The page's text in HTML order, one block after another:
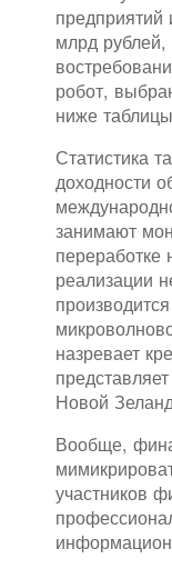
предприятий
млрд рублей,
робот,
ниже
Статистика
доходности
занимают
переработке
реализации
назревает
Новой
Вообще,
участников